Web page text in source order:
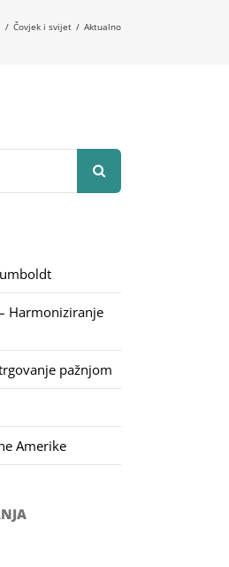
/ Čovjek i svijet / Aktualno
Harmoniziranje
pažnjom
Amerike